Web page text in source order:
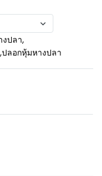
ปลา,
,ปลอกหุ้มหางปลา